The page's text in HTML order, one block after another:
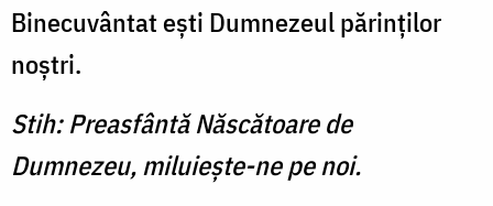
Binecuvântat eşti Dumnezeul părinţilor
noştri.
Stih: Preasfântă Născătoare de
Dumnezeu, miluieşte-ne pe noi.